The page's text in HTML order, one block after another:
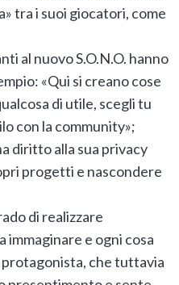
tra i suoi giocatori, come
al nuovo S.O.N.O. hanno
«Qui si creano cose
di utile, scegli tu
con la community»;
diritto alla sua privacy
progetti e nascondere
di realizzare
immaginare e ogni cosa
protagonista, che tuttavia